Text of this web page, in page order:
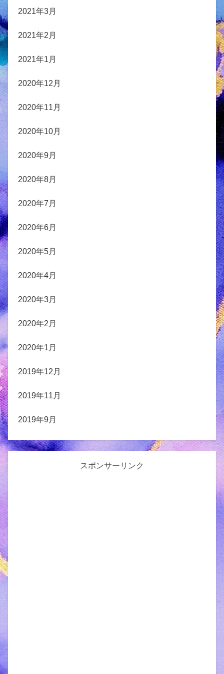
2021年3月
2021年2月
2021年1月
2020年12月
2020年11月
2020年10月
2020年9月
2020年8月
2020年7月
2020年6月
2020年5月
2020年4月
2020年3月
2020年2月
2020年1月
2019年12月
2019年11月
2019年9月
スポンサーリンク